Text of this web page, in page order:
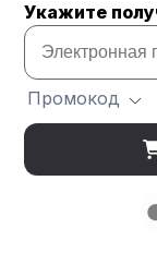
Укажите
Промокод